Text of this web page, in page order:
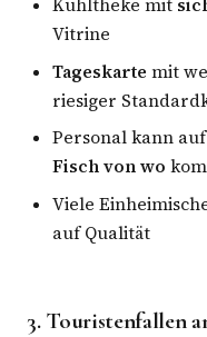
Kühltheke mit
Vitrine
Tageskarte mit
riesiger
Personal kann
Fisch von wo
Viele
auf Qualität
3. Touristenfallen